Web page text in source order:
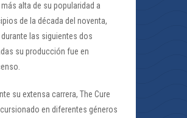
alta de su popularidad a
de la década del noventa,
las siguientes dos
su producción fue en
su extensa carrera, The Cure
en diferentes géneros